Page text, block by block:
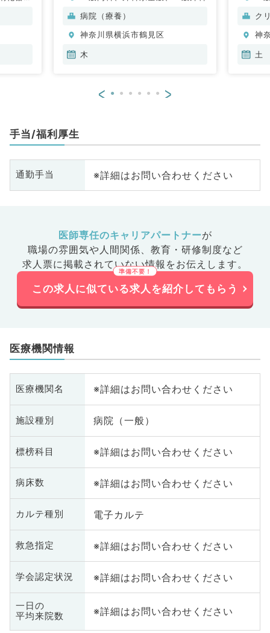
病院（療養）
神奈川県横浜市鶴見区
木
ク
神
土
< >
手当/福利厚生
通勤手当 ※詳細はお問い合わせください
医師専任のキャリアパートナーが
職場の雰囲気や人間関係、 教育・研修制度など
求人票に掲載されていない情報をお伝えします。
この求人に似ている求人を紹介してもらう
医療機関情報
医療機関名 ※詳細はお問い合わせください
施設種別 病院（一般）
標榜科目 ※詳細はお問い合わせください
病床数 ※詳細はお問い合わせください
カルテ種別 電子カルテ
救急指定 ※詳細はお問い合わせください
学会認定状況 ※詳細はお問い合わせください
一日の
平均来院数
※詳細はお問い合わせください